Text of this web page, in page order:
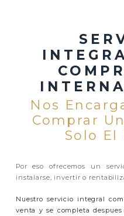
Nos
Comprar
Solo El
Por eso ofrecemos un
instalarse, invertir o
Nuestro servicio integral
venta y se completa